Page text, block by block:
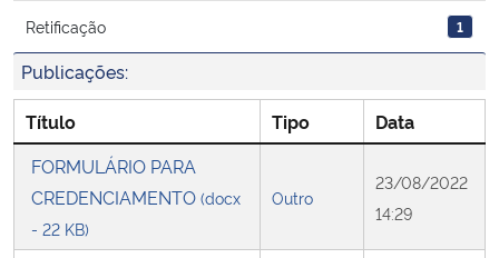
Secretaria-Geral
Gabinete de Segurança Institucional
Advocacia-Geral da União
Retificação 1
Publicações:
Título Tipo
Data
FORMULÁRIO PARA
CREDENCIAMENTO (docx
- 22 KB)
Outro
23/08/2022
14:29